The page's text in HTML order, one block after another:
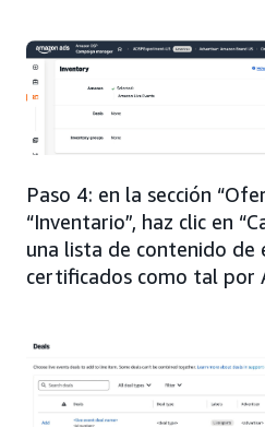
Paso 4: en la sección
“Inventario”, haz clic en
una lista de contenido de
certificados como tal por